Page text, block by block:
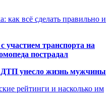
как всё сделать правильно и
участием транспорта на
пострадал
ДТП унесло жизнь мужчины
рейтинги и насколько им